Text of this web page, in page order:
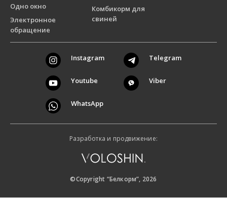
Комбикорм для
свиней
Одно окно
Электронное
обращение
Instagram Telegram
Youtube Viber
WhatsApp
©Copyright “Белкорм”, 2026
Разработка и продвижение: